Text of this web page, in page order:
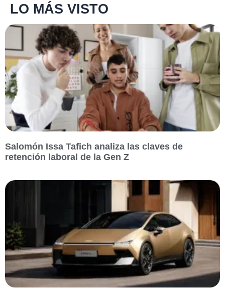
LO MÁS VISTO
Salomón Issa Tafich analiza las claves de
retención laboral de la Gen Z